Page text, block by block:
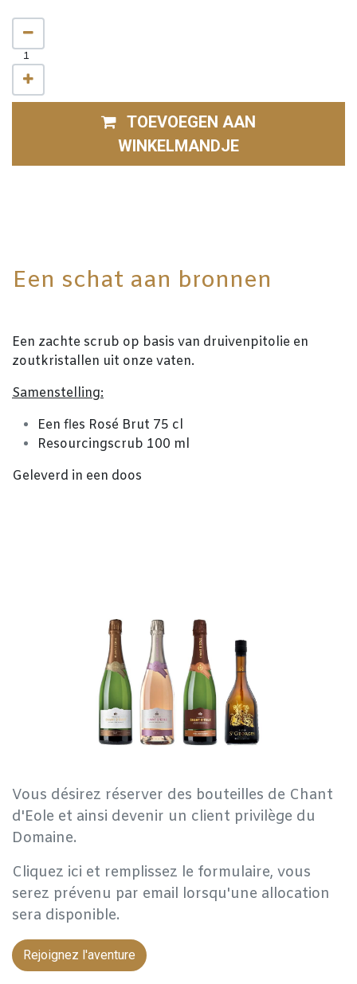
TOEVOEGEN AAN
WINKELMANDJE
Een schat aan bronnen
Een zachte scrub op basis van druivenpitolie en
zoutkristallen uit onze vaten.
Samenstelling:
Een fles Rosé Brut 75 cl
Resourcingscrub 100 ml
Geleverd in een doos
Vous désirez réserver des bouteilles de Chant
d'Eole et ainsi devenir un client privilège du
Domaine.
Cliquez ici et remplissez le formulaire, vous
serez prévenu par email lorsqu'une allocation
sera disponible.
Rejoignez l'aventure